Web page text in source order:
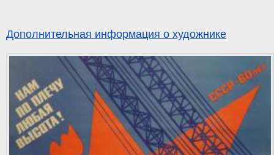
Дополнительная информация о художнике